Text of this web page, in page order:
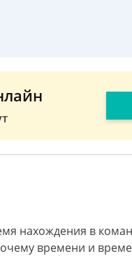
нахождения в
времени и